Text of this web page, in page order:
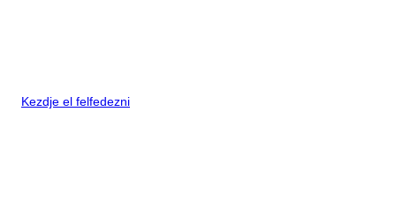
Kezdje el felfedezni